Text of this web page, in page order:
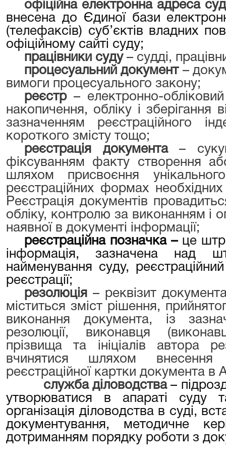
офіційна електронна адреса
внесена до Єдиної бази
(телефаксів) суб’єктів владних
офіційному сайті суду;
працівники суду– судді,
процесуальний документ–
вимоги процесуального закону;
реєстр– електронно-
накопичення, обліку і зберігання
зазначенням реєстраційного
короткого змісту тощо;
реєстрація документа–
фіксуванням факту створення
шляхом присвоєння
реєстраційних формах
Реєстрація документів
обліку, контролю за виконанням і
наявної в документі інформації;
реєстраційна позначка – це
інформація, зазначена над
найменування суду,
реєстрації;
резолюція – реквізит
міститься зміст рішення,
виконання документа, із
резолюції, виконавця
прізвища та ініціалів автора
вчинятися шляхом
реєстраційної картки документа
служба діловодства –
утворюватися в апараті суду
організація діловодства в суді,
документування, методичне
дотриманням порядку роботи з